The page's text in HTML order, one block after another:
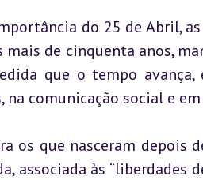
do 25 de Abril,
mais de cinquenta anos,
que o tempo
comunicação social e
os que nasceram depois
associada às “liberdades